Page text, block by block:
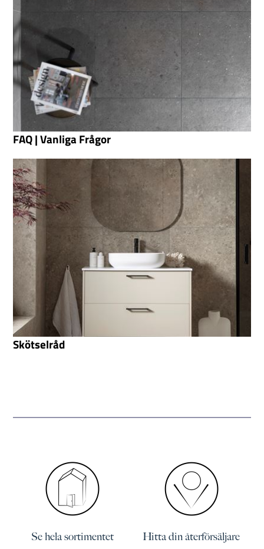
FAQ | Vanliga Frågor
Skötselråd
Se hela sortimentet Hitta din återförsäljare